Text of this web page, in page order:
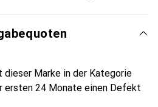
Marke in der Kategorie
ersten 24 Monate einen Defekt